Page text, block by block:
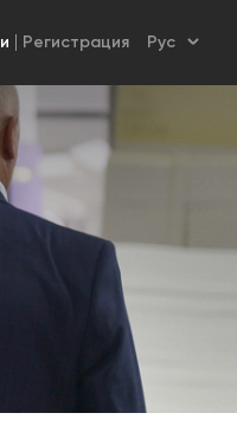
Регистрация